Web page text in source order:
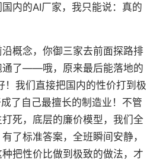
内的AI厂家，我只能说：真的
概念，你御三家去前面探路排
通了——哦，原来最后能落地的
！我们直接把国内的性价打到极
了自己最擅长的制造业！不管
死，底层的廉价模型，我们全
了标准答案，全班瞬间安静，
把性价比做到极致的做法，才